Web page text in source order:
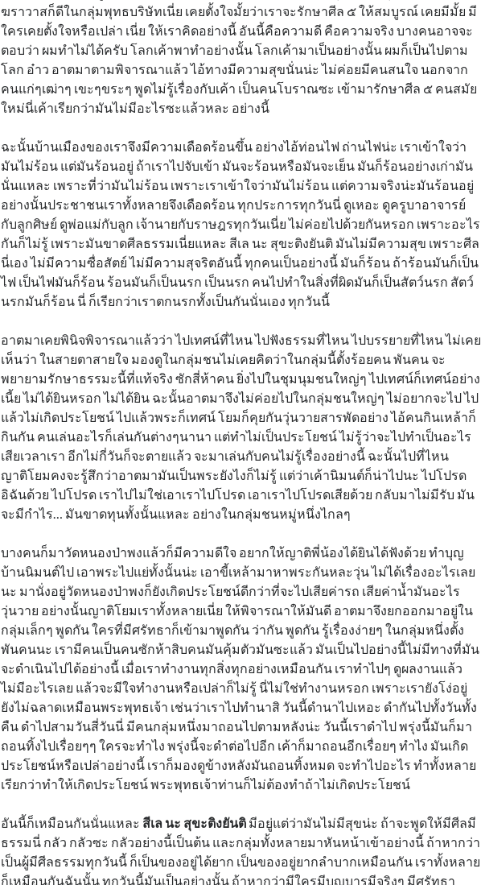
ฆราวาสก็ดีในกลุ่มพุทธบริษัทเนี่ย เคยตั้งใจมั้ยว่าเราจะรักษาศีล ๕ ให้สมบูรณ์ เคยมีมั้ย มี
ใครเคยตั้งใจหรือเปล่า เนี่ย ให้เราคิดอย่างนี้ อันนี้คือความดี คือความจริง บางคนอาจจะ
ตอบว่า ผมทำไม่ได้ครับ โลกเค้าพาทำอย่างนั้น โลกเค้ามาเป็นอย่างนั้น ผมก็เป็นไปตาม
โลก อ๋าว อาตมาตามพิจารณาแล้ว ไอ้ทางมีความสุขนั่นน่ะ ไม่ค่อยมีคนสนใจ นอกจาก
คนแก่ๆเฒ่าๆ เขะๆขระๆ พูดไม่รู้เรื่องกับเค้า เป็นคนโบราณซะ เข้ามารักษาศีล ๕ คนสมัย
ใหม่นี่เค้าเรียกว่ามันไม่มีอะไรซะแล้วหละ อย่างนี้
ฉะนั้นบ้านเมืองของเราจึงมีความเดือดร้อนขึ้น อย่างไอ้ท่อนไฟ ถ่านไฟน่ะ เราเข้าใจว่า
มันไม่ร้อน แต่มันร้อนอยู่ ถ้าเราไปจับเข้า มันจะร้อนหรือมันจะเย็น มันก็ร้อนอย่างเก่ามัน
นั่นแหละ เพราะที่ว่ามันไม่ร้อน เพราะเราเข้าใจว่ามันไม่ร้อน แต่ความจริงน่ะมันร้อนอยู่
อย่างนั้นประชาชนเราทั้งหลายจึงเดือดร้อน ทุกประการทุกวันนี่ ดูเหอะ ดูครูบาอาจารย์
กับลูกศิษย์ ดูพ่อแม่กับลูก เจ้านายกับราษฎรทุกวันเนี่ย ไม่ค่อยไปด้วยกันหรอก เพราะอะไร
กันก็ไม่รู้ เพราะมันขาดศีลธรรมเนี่ยแหละ สีเล นะ สุขะติงยันติ มันไม่มีความสุข เพราะศีล
นี่เอง ไม่มีความซื่อสัตย์ ไม่มีความสุจริตอันนี้ ทุกคนเป็นอย่างนี้ มันก็ร้อน ถ้าร้อนมันก็เป็น
ไฟ เป็นไฟมันก็ร้อน ร้อนมันก็เป็นนรก เป็นนรก คนไปทำในสิ่งที่ผิดมันก็เป็นสัตว์นรก สัตว์
นรกมันก็ร้อน นี่ ก็เรียกว่าเราตกนรกทั้งเป็นกันนั่นเอง ทุกวันนี้
อาตมาเคยพินิจพิจารณาแล้วว่า ไปเทศน์ที่ไหน ไปฟังธรรมที่ไหน ไปบรรยายที่ไหน ไม่เคย
เห็นว่า ในสายตาสายใจ มองดูในกลุ่มชนไม่เคยคิดว่าในกลุ่มนี้ตั้งร้อยคน พันคน จะ
พยายามรักษาธรรมะนี้ที่แท้จริง ซักสี่ห้าคน ยิ่งไปในชุมนุมชนใหญ่ๆ ไปเทศน์ก็เทศน์อย่าง
เนี้ย ไม่ได้ยินหรอก ไม่ได้ยิน ฉะนั้นอาตมาจึงไม่ค่อยไปในกลุ่มชนใหญ่ๆ ไม่อยากจะไป ไป
แล้วไม่เกิดประโยชน์ ไปแล้วพระก็เทศน์ โยมก็คุยกันวุ่นวายสารพัดอย่าง ไอ้คนกินเหล้าก็
กินกัน คนเล่นอะไรก็เล่นกันต่างๆนานา แต่ทำไม่เป็นประโยชน์ ไม่รู้ว่าจะไปทำเป็นอะไร
เสียเวลาเรา อีกไม่กี่วันก็จะตายแล้ว จะมาเล่นกับคนไม่รู้เรื่องอย่างนี้ ฉะนั้นไปที่ไหน
ญาติโยมคงจะรู้สึกว่าอาตมามันเป็นพระยังไงก็ไม่รู้ แต่ว่าเค้านิมนต์ก็น่าไปนะ ไปโปรด
อิฉันด้วย ไปโปรด เราไปไม่ใช่เอาเราไปโปรด เอาเราไปโปรดเสียด้วย กลับมาไม่มีรับ มัน
จะมีกำไร… มันขาดทุนทั้งนั้นแหละ อย่างในกลุ่มชนหมู่หนึ่งไกลๆ
บางคนก็มาวัดหนองป่าพงแล้วก็มีความดีใจ อยากให้ญาติพี่น้องได้ยินได้ฟังด้วย ทำบุญ
บ้านนิมนต์ไป เอาพระไปแย่ทั้งนั้นน่ะ เอาขี้เหล้ามาหาพระกันหละวุ่น ไม่ได้เรื่องอะไรเลย
นะ มานั่งอยู่วัดหนองป่าพงก็ยังเกิดประโยชน์ดีกว่าที่จะไปเสียค่ารถ เสียค่าน้ำมันอะไร
วุ่นวาย อย่างนั้นญาติโยมเราทั้งหลายเนี่ย ให้พิจารณาให้มันดี อาตมาจึงยกออกมาอยู่ใน
กลุ่มเล็กๆ พูดกัน ใครที่มีศรัทธาก็เข้ามาพูดกัน ว่ากัน พูดกัน รู้เรื่องง่ายๆ ในกลุ่มหนึ่งตั้ง
พันคนนะ เรามีคนเป็นคนซักห้าสิบคนมันคุ้มตัวมันซะแล้ว มันเป็นไปอย่างนี้ไม่มีทางที่มัน
จะดำเนินไปได้อย่างนี้ เมื่อเราทำงานทุกสิ่งทุกอย่างเหมือนกัน เราทำไปๆ ดูผลงานแล้ว
ไม่มีอะไรเลย แล้วจะมีใจทำงานหรือเปล่าก็ไม่รู้ นี่ไม่ใช่ทำงานหรอก เพราะเรายังโง่อยู่
ยังไม่ฉลาดเหมือนพระพุทธเจ้า เช่นว่าเราไปทำนาสิ วันนี้ดำนาไปเหอะ ดำกันไปทั้งวันทั้ง
คืน ดำไปสามวันสี่วันนี่ มีคนกลุ่มหนึ่งมาถอนไปตามหลังน่ะ วันนี้เราดำไป พรุ่งนี้มันก็มา
ถอนทิ้งไปเรื่อยๆๆ ใครจะทำไง พรุ่งนี้จะดำต่อไปอีก เค้าก็มาถอนอีกเรื่อยๆ ทำไง มันเกิด
ประโยชน์หรือเปล่าอย่างนี้ เราก็มองดูข้างหลังมันถอนทิ้งหมด จะทำไปอะไร ทำทั้งหลาย
เรียกว่าทำให้เกิดประโยชน์ พระพุทธเจ้าท่านก็ไม่ต้องทำถ้าไม่เกิดประโยชน์
อันนี้ก็เหมือนกันนั่นแหละ สีเล นะ สุขะติงยันติ มีอยู่แต่ว่ามันไม่มีสุขน่ะ ถ้าจะพูดให้มีศีลมี
ธรรมนี่ กลัว กลัวซะ กลัวอย่างนี้เป็นต้น และกลุ่มทั้งหลายมาหันหน้าเข้าอย่างนี้ ถ้าหากว่า
เป็นผู้มีศีลธรรมทุกวันนี้ ก็เป็นของอยู่ได้ยาก เป็นของอยู่ยากลำบากเหมือนกัน เราทั้งหลาย
ก็เหมือนกันฉันนั้น ทุกวันนี้มันเป็นอย่างนั้น ถ้าหากว่ามีใครมีบุญบารมีจริงๆ มีศรัทธา